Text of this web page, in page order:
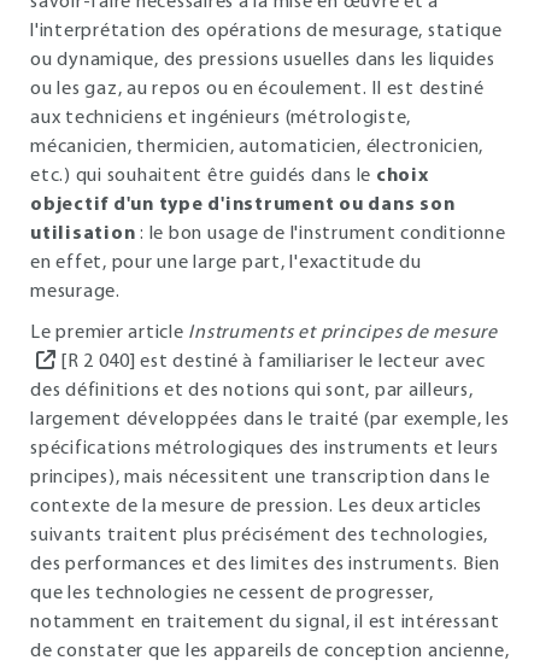
l'interprétation des opérations de mesurage, statique
ou dynamique, des pressions usuelles dans les liquides
ou les gaz, au repos ou en écoulement. Il est destiné
aux techniciens et ingénieurs (métrologiste,
mécanicien, thermicien, automaticien, électronicien,
etc.) qui souhaitent être guidés dans le choix
objectif d'un type d'instrument ou dans son
utilisation : le bon usage de l'instrument conditionne
en effet, pour une large part, l'exactitude du
mesurage.
Le premier article Instruments et principes de mesure
[R 2 040] est destiné à familiariser le lecteur avec
des définitions et des notions qui sont, par ailleurs,
largement développées dans le traité (par exemple, les
spécifications métrologiques des instruments et leurs
principes), mais nécessitent une transcription dans le
contexte de la mesure de pression. Les deux articles
suivants traitent plus précisément des technologies,
des performances et des limites des instruments. Bien
que les technologies ne cessent de progresser,
notamment en traitement du signal, il est intéressant
de constater que les appareils de conception ancienne,